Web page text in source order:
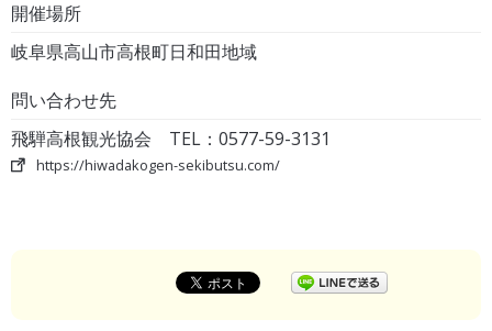
開催場所
岐阜県高山市高根町日和田地域
問い合わせ先
飛騨高根観光協会 TEL：0577-59-3131
https://hiwadakogen-sekibutsu.com/